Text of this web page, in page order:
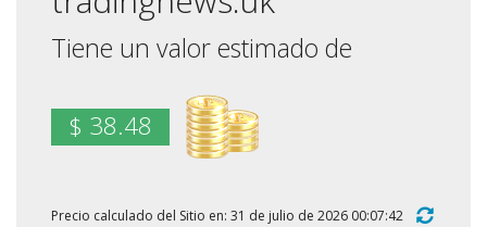
Tiene un valor estimado de
$ 38.48
Precio calculado del Sitio en: 31 de julio de 2026 00:07:42